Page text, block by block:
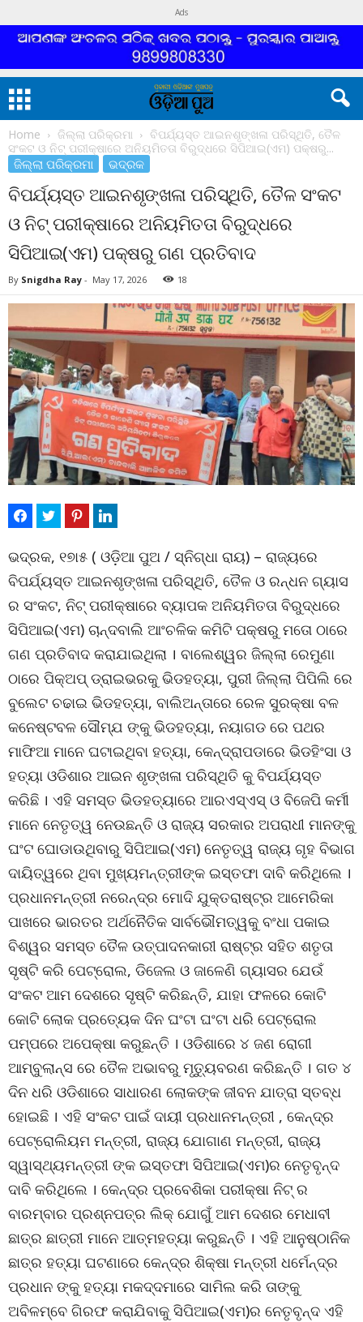
Ads
Home ଜିଲ୍ଲା ପରିକ୍ରମା
ବିପର୍ଯ୍ୟସ୍ତ ଆଇନଶୃଙ୍ଖଳା ପରିସ୍ଥିତି, ତୈଳ
ସଂକଟ ଓ ନିଟ୍ ପରୀକ୍ଷାରେ ଅନିୟମିତତା ବିରୁଦ୍ଧରେ ସିପିଆଇ(ଏମ) ପକ୍ଷରୁ...
ଜିଲ୍ଲା ପରିକ୍ରମା ଭଦ୍ରକ
ବିପର୍ଯ୍ୟସ୍ତ ଆଇନଶୃଙ୍ଖଳା ପରିସ୍ଥିତି, ତୈଳ ସଂକଟ
ଓ ନିଟ୍ ପରୀକ୍ଷାରେ ଅନିୟମିତତା ବିରୁଦ୍ଧରେ
ସିପିଆଇ(ଏମ) ପକ୍ଷରୁ ଗଣ ପ୍ରତିବାଦ
By Snigdha Ray - May 17, 2026 18
ଭଦ୍ରକ, ୧୭ା୫ ( ଓଡ଼ିଆ ପୁଅ / ସ୍ନିଗ୍ଧା ରାୟ) – ରାଜ୍ୟରେ
ବିପର୍ଯ୍ୟସ୍ତ ଆଇନଶୃଙ୍ଖଳା ପରିସ୍ଥିତି, ତୈଳ ଓ ରନ୍ଧନ ଗ୍ୟାସ
ର ସଂକଟ, ନିଟ୍ ପରୀକ୍ଷାରେ ବ୍ୟାପକ ଅନିୟମିତତା ବିରୁଦ୍ଧରେ
ସିପିଆଇ(ଏମ) ଚାନ୍ଦବାଲି ଆଂଚଳିକ କମିଟି ପକ୍ଷରୁ ମତୋ ଠାରେ
ଗଣ ପ୍ରତିବାଦ କରାଯାଇଥିଲା । ବାଲେଶ୍ୱର ଜିଲ୍ଲା ରେମୁଣା
ଠାରେ ପିକ୍‌ଅପ୍ ଡ୍ରାଇଭରକୁ ଭିଡହତ୍ୟା, ପୁରୀ ଜିଲ୍ଲା ପିପିଲି ରେ
ବୁଲେଟ ଚଢାଇ ଭିଡହତ୍ୟା, ବାଲିଅନ୍ତାରେ ରେଳ ସୁରକ୍ଷା ବଳ
କନେଷ୍ଟବଳ ସୌମ୍‌ଯ ଙ୍କୁ ଭିଡହତ୍ୟା, ନୟାଗଡ ରେ ପଥର
ମାଫିଆ ମାନେ ଘଟାଇଥିବା ହତ୍ୟା, କେନ୍ଦ୍ରାପଡାରେ ଭିଡହିଂସା ଓ
ହତ୍ୟା ଓଡିଶାର ଆଇନ ଶୃଙ୍ଖଳା ପରିସ୍ଥିତି କୁ ବିପର୍ଯ୍ୟସ୍ତ
କରିଛି । ଏହି ସମସ୍ତ ଭିଡହତ୍ୟାରେ ଆରଏସ୍‌ଏସ୍ ଓ ବିଜେପି କର୍ମୀ
ମାନେ ନେତୃତ୍ୱ ନେଉଛନ୍ତି ଓ ରାଜ୍ୟ ସରକାର ଅପରାଧୀ ମାନଙ୍କୁ
ଘଂଟ ଘୋଡାଉଥିବାରୁ ସିପିଆଇ(ଏମ) ନେତୃତ୍ୱ ରାଜ୍ୟ ଗୃହ ବିଭାଗ
ଦାୟିତ୍ୱରେ ଥିବା ମୁଖ୍ୟମନ୍ତ୍ରୀଙ୍କ ଇସ୍ତଫା ଦାବି କରିଥିଲେ ।
ପ୍ରଧାନମନ୍ତ୍ରୀ ନରେନ୍ଦ୍ର ମୋଦି ଯୁକ୍ତରାଷ୍ଟ୍ର ଆମେରିକା
ପାଖରେ ଭାରତର ଅର୍ଥନୈତିକ ସାର୍ବଭୌମତ୍ୱକୁ ବଂଧା ପକାଇ
ବିଶ୍ୱର ସମସ୍ତ ତୈଳ ଉତ୍ପାଦନକାରୀ ରାଷ୍ଟ୍ର ସହିତ ଶତୃତା
ସୃଷ୍ଟି କରି ପେଟ୍ରୋଲ, ଡିଜେଲ ଓ ଜାଳେଣି ଗ୍ୟାସର ଯେଉଁ
ସଂକଟ ଆମ ଦେଶରେ ସୃଷ୍ଟି କରିଛନ୍ତି, ଯାହା ଫଳରେ କୋଟି
କୋଟି ଲୋକ ପ୍ରତ୍ୟେକ ଦିନ ଘଂଟା ଘଂଟା ଧରି ପେଟ୍ରୋଲ
ପମ୍ପରେ ଅପେକ୍ଷା କରୁଛନ୍ତି । ଓଡିଶାରେ ୪ ଜଣ ରୋଗୀ
ଆମ୍ବୁଲାନ୍ସ ରେ ତୈଳ ଅଭାବରୁ ମୃତ୍ୟୁବରଣ କରିଛନ୍ତି । ଗତ ୪
ଦିନ ଧରି ଓଡିଶାରେ ସାଧାରଣ ଲୋକଙ୍କ ଜୀବନ ଯାତ୍ରା ସ୍ତବ୍ଧ
ହୋଇଛି । ଏହି ସଂକଟ ପାଇଁ ଦାୟୀ ପ୍ରଧାନମନ୍ତ୍ରୀ , କେନ୍ଦ୍ର
ପେଟ୍ରୋଲିୟମ ମନ୍ତ୍ରୀ, ରାଜ୍ୟ ଯୋଗାଣ ମନ୍ତ୍ରୀ, ରାଜ୍ୟ
ସ୍ୱାସ୍ଥ୍ୟମନ୍ତ୍ରୀ ଙ୍କ ଇସ୍ତଫା ସିପିଆଇ(ଏମ)ର ନେତୃବୃନ୍ଦ
ଦାବି କରିଥିଲେ । କେନ୍ଦ୍ର ପ୍ରବେଶିକା ପରୀକ୍ଷା ନିଟ୍ ର
ବାରମ୍ବାର ପ୍ରଶ୍ନପତ୍ର ଲିକ୍ ଯୋଗୁଁ ଆମ ଦେଶର ମେଧାବୀ
ଛାତ୍ର ଛାତ୍ରୀ ମାନେ ଆତ୍ମହତ୍ୟା କରୁଛନ୍ତି । ଏହି ଆନୁଷ୍ଠାନିକ
ଛାତ୍ର ହତ୍ୟା ଘଟଣାରେ କେନ୍ଦ୍ର ଶିକ୍ଷା ମନ୍ତ୍ରୀ ଧର୍ମେନ୍ଦ୍ର
ପ୍ରଧାନ ଙ୍କୁ ହତ୍ୟା ମକଦ୍ଦମାରେ ସାମିଲ କରି ତାଙ୍କୁ
ଅବିଳମ୍ବେ ଗିରଫ କରାଯିବାକୁ ସିପିଆଇ(ଏମ)ର ନେତୃବୃନ୍ଦ ଏହି